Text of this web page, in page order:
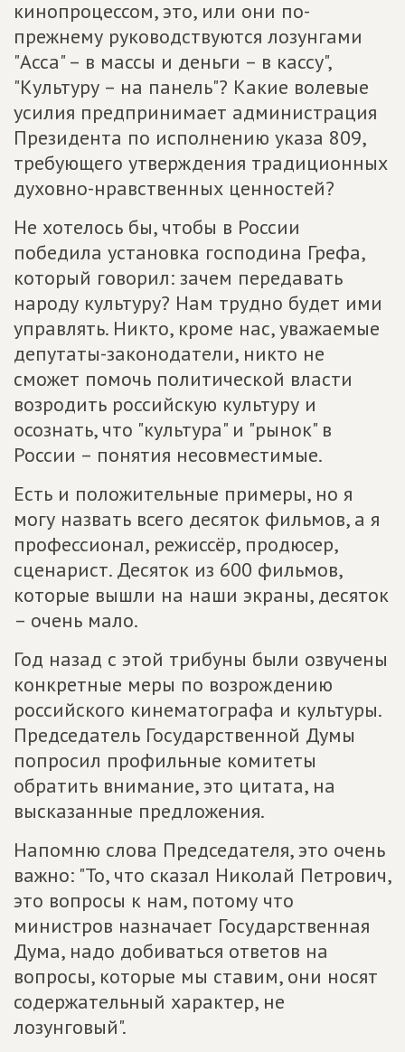
кинопроцессом, это, или они по-
прежнему руководствуются лозунгами
"Асса" – в массы и деньги – в кассу",
"Культуру – на панель"? Какие волевые
усилия предпринимает администрация
Президента по исполнению указа 809,
требующего утверждения традиционных
духовно-нравственных ценностей?
Не хотелось бы, чтобы в России
победила установка господина Грефа,
который говорил: зачем передавать
народу культуру? Нам трудно будет ими
управлять. Никто, кроме нас, уважаемые
депутаты-законодатели, никто не
сможет помочь политической власти
возродить российскую культуру и
осознать, что "культура" и "рынок" в
России – понятия несовместимые.
Есть и положительные примеры, но я
могу назвать всего десяток фильмов, а я
профессионал, режиссёр, продюсер,
сценарист. Десяток из 600 фильмов,
которые вышли на наши экраны, десяток
– очень мало.
Год назад с этой трибуны были озвучены
конкретные меры по возрождению
российского кинематографа и культуры.
Председатель Государственной Думы
попросил профильные комитеты
обратить внимание, это цитата, на
высказанные предложения.
Напомню слова Председателя, это очень
важно: "То, что сказал Николай Петрович,
это вопросы к нам, потому что
министров назначает Государственная
Дума, надо добиваться ответов на
вопросы, которые мы ставим, они носят
содержательный характер, не
лозунговый".